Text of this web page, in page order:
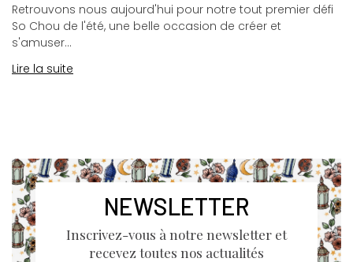
Retrouvons nous aujourd'hui pour notre tout premier défi
So Chou de l'été, une belle occasion de créer et
s'amuser...
Lire la suite
NEWSLETTER
Inscrivez-vous à notre newsletter et
recevez toutes nos actualités